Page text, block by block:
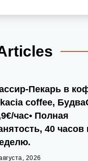
Пекарь в
coffee,
час• Полная
40 часов
2026